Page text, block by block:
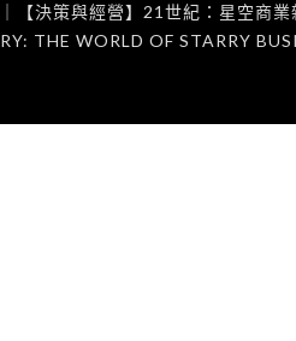
【決策與經營】21世紀：星空商
THE WORLD OF STARRY